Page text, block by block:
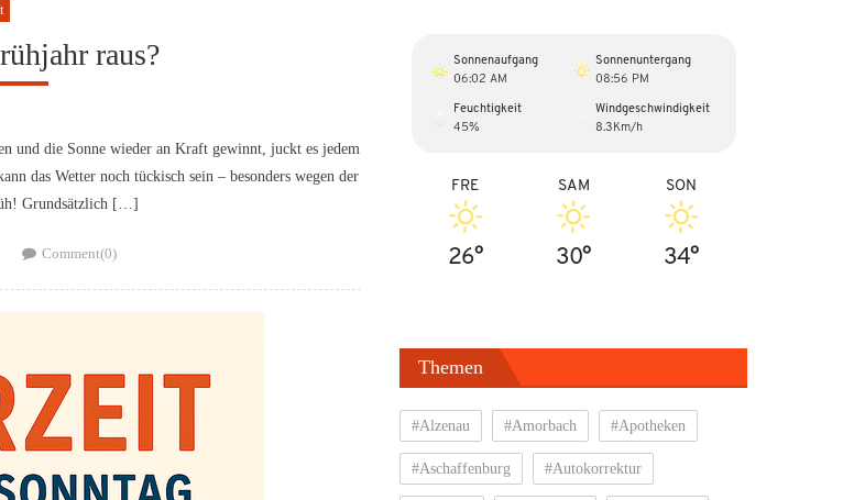
raus?
und die Sonne wieder an Kraft gewinnt, juckt es jedem
das Wetter noch tückisch sein – besonders wegen der
Grundsätzlich […]
Comment(0)
Sonnenaufgang
06:02 AM
Sonnenuntergang
08:56 PM
Feuchtigkeit
45%
Windgeschwindigkeit
8.3Km/h
FRE
26°
SAM
30°
SON
34°
Themen
#Alzenau #Amorbach #Apotheken
#Aschaffenburg #Autokorrektur